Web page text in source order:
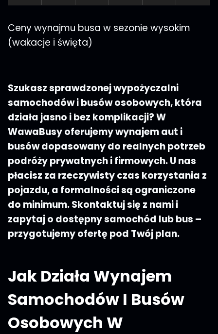
Ceny wynajmu busa w sezonie wysokim
(wakacje i święta)
Szukasz sprawdzonej wypożyczalni
samochodów i busów osobowych, która
działa jasno i bez komplikacji? W
WawaBusy oferujemy wynajem aut i
busów dopasowany do realnych potrzeb
podróży prywatnych i firmowych. U nas
płacisz za rzeczywisty czas korzystania z
pojazdu, a formalności są ograniczone
do minimum. Skontaktuj się z nami i
zapytaj o dostępny samochód lub bus –
przygotujemy ofertę pod Twój plan.
Jak Działa Wynajem
Samochodów I Busów
Osobowych W